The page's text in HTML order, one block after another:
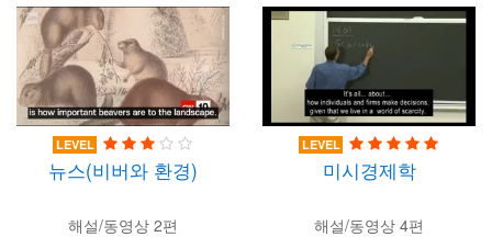
LEVEL
뉴스(비버와 환경)
해설/동영상 2편
LEVEL
미시경제학
해설/동영상 4편